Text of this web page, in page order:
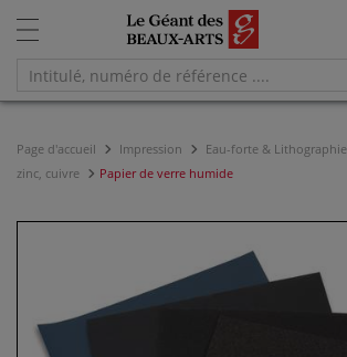
Page d'accueil Impression Eau-forte & Lithographie
zinc, cuivre
Papier de verre humide